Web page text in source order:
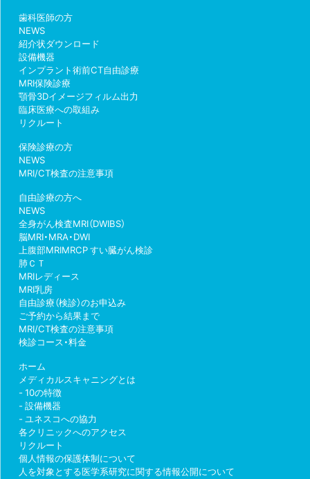
歯科医師の方
NEWS
紹介状ダウンロード
設備機器
インプラント術前CT自由診療
MRI保険診療
顎骨3Dイメージフィルム出力
臨床医療への取組み
リクルート
保険診療の方
NEWS
MRI/CT検査の注意事項
自由診療の方へ
NEWS
全身がん検査MRI（DWIBS）
脳MRI・MRA・DWI
上腹部MRIMRCP すい臓がん検診
肺ＣＴ
MRIレディース
MRI乳房
自由診療（検診）のお申込み
ご予約から結果まで
MRI/CT検査の注意事項
検診コース・料金
ホーム
メディカルスキャニングとは
10の特徴
設備機器
ユネスコへの協力
各クリニックへのアクセス
リクルート
個人情報の保護体制について
人を対象とする医学系研究に関する情報公開について